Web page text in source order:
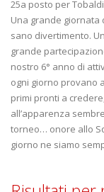
25a posto per
Una grande giornata
sano divertimento.
grande
nostro 6° anno di
ogni giorno provano
primi pronti a
all’apparenza
torneo… onore allo
giorno ne siamo